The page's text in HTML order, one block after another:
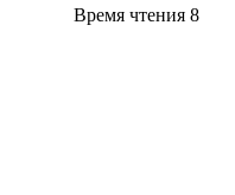
Время чтения 8